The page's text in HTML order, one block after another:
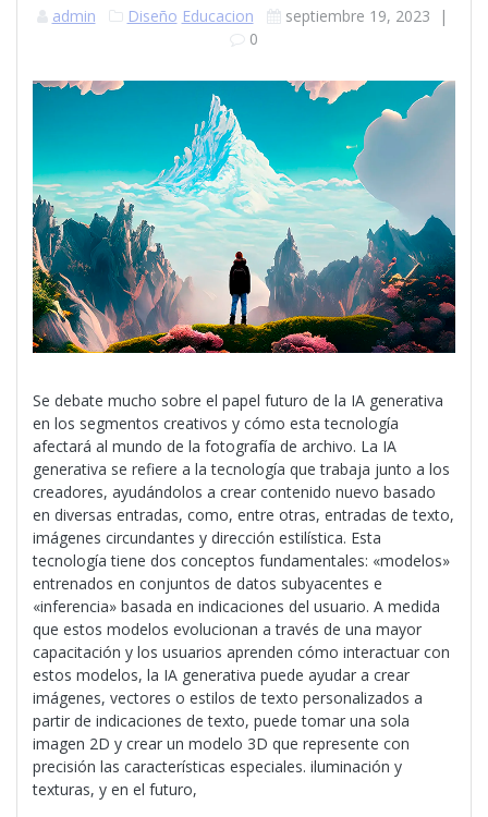
admin Diseño Educacion septiembre 19, 2023 |
0
Se debate mucho sobre el papel futuro de la IA generativa
en los segmentos creativos y cómo esta tecnología
afectará al mundo de la fotografía de archivo. La IA
generativa se refiere a la tecnología que trabaja junto a los
creadores, ayudándolos a crear contenido nuevo basado
en diversas entradas, como, entre otras, entradas de texto,
imágenes circundantes y dirección estilística. Esta
tecnología tiene dos conceptos fundamentales: «modelos»
entrenados en conjuntos de datos subyacentes e
«inferencia» basada en indicaciones del usuario. A medida
que estos modelos evolucionan a través de una mayor
capacitación y los usuarios aprenden cómo interactuar con
estos modelos, la IA generativa puede ayudar a crear
imágenes, vectores o estilos de texto personalizados a
partir de indicaciones de texto, puede tomar una sola
imagen 2D y crear un modelo 3D que represente con
precisión las características especiales. iluminación y
texturas, y en el futuro,